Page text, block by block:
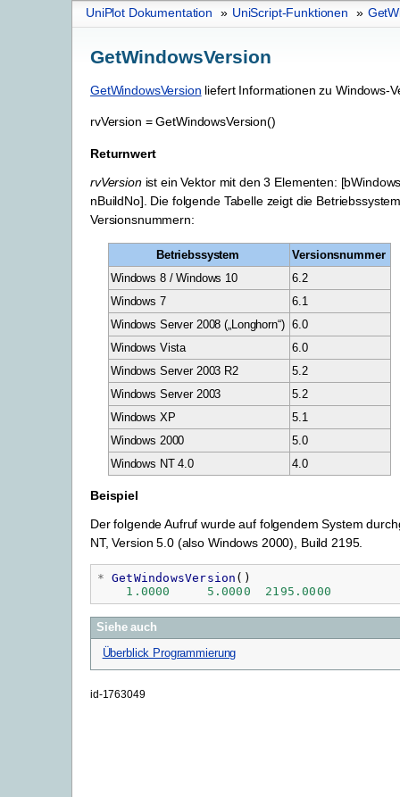
UniPlot Dokumentation » UniScript-Funktionen »
GetWindowsVersion
GetWindowsVersion liefert Informationen zu Windows-
rvVersion = GetWindowsVersion()
Returnwert
rvVersionist ein Vektor mit den 3 Elementen:
nBuildNo]. Die folgende Tabelle zeigt die
Versionsnummern:
Betriebssystem
Versionsnummer
Windows 8 / Windows 10
6.2
Windows 7
6.1
Windows Server 2008 („Longhorn“) 6.0
Windows Vista
6.0
Windows Server 2003 R2
5.2
Windows Server 2003
5.2
Windows XP
5.1
Windows 2000
5.0
Windows NT 4.0
4.0
Beispiel
Der folgende Aufruf wurde auf folgendem System
NT, Version 5.0 (also Windows 2000), Build 2195.
* GetWindowsVersion ()
1.0000
5.0000 2195.0000
Siehe auch
Überblick Programmierung
id-1763049